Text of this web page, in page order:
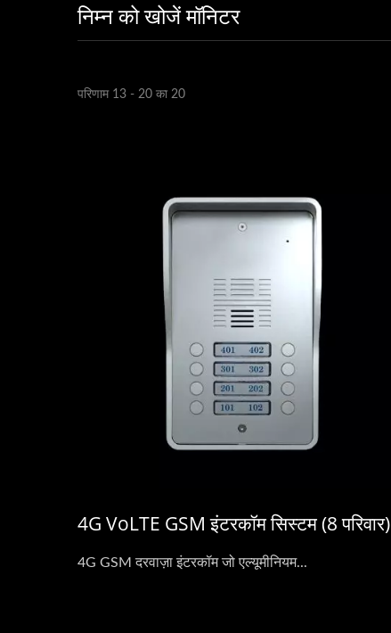
निम्न को खोजें मॉनिटर
परिणाम 13 - 20 का 20
4G VoLTE GSM इंटरकॉम सिस्टम (8 परिवार)
4G GSM दरवाज़ा इंटरकॉम जो एल्यूमीनियम...